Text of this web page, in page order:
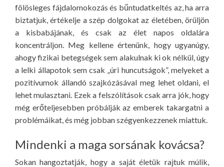
fölösleges fájdalomokozás és bűntudatkeltés az, ha arra
biztatjuk, értékelje a szép dolgokat az életében, örüljön
a kisbabájának, és csak az élet napos oldalára
koncentráljon. Meg kellene értenünk, hogy ugyanúgy,
ahogy fizikai betegségek sem alakulnak ki ok nélkül, úgy
a lelki állapotok sem csak „úri huncutságok”, melyeket a
pozitívumok állandó szajkózásával meg lehet oldani, el
lehet mulasztani. Ezek a felszólítások csak arra jók, hogy
még erőteljesebben próbálják az emberek takargatni a
problémáikat, és még jobban szégyenkezzenek miattuk.
Mindenki a maga sorsának kovácsa?
Sokan hangoztatják, hogy a saját életük rajtuk múlik,